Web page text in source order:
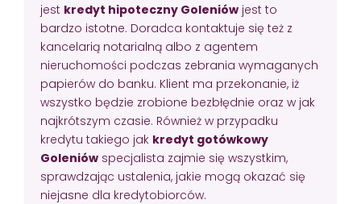
jest kredyt hipoteczny Goleniów jest to
bardzo istotne. Doradca kontaktuje się też z
kancelarią notarialną albo z agentem
nieruchomości podczas zebrania wymaganych
papierów do banku. Klient ma przekonanie, iż
wszystko będzie zrobione bezbłędnie oraz w jak
najkrótszym czasie. Również w przypadku
kredytu takiego jak kredyt gotówkowy
Goleniów specjalista zajmie się wszystkim,
sprawdzając ustalenia, jakie mogą okazać się
niejasne dla kredytobiorców.